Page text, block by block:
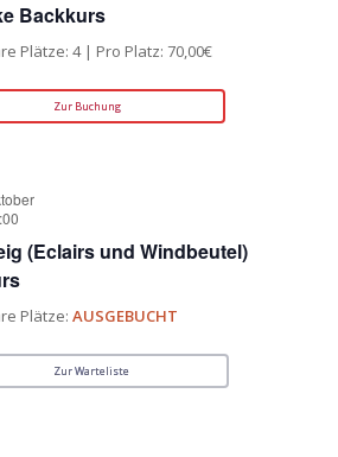
Backkurs
Plätze: 4 | Pro Platz: 70,00€
Zur Buchung
(Eclairs und Windbeutel)
Plätze:AUSGEBUCHT
Zur Warteliste